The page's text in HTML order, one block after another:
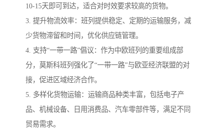
10-15天即可到达，适合对时效要求较高的货物。
3. 提升物流效率：班列提供稳定、定期的运输服务，减
少货物滞留和时间，优化供应链管理。
4. 支持“一带一路”倡议：作为中欧班列的重要组成部
分，莫斯科班列强化了“一带一路”与欧亚经济联盟的对
接，促进区域经济合作。
5. 多样化货物运输：运输商品种类丰富，包括电子产
品、机械设备、日用消费品、汽车零部件等，满足不同
贸易需求。